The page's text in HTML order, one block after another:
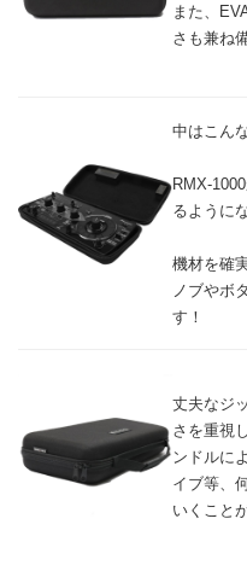
また、
さも兼ね
中はこん
RMX-
るように
機材を確
ノブやボ
す！
丈夫なジ
さを重視
ンドルに
イブ等、
いくこと